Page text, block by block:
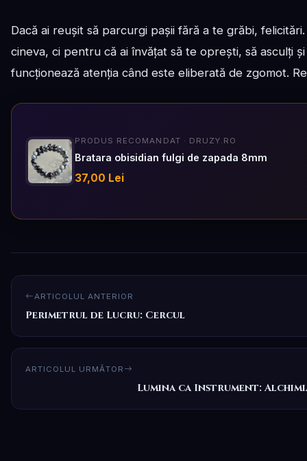
Dacă ai reușit să parcurgi pașii fără a te grăbi,
cineva, ci pentru că ai învățat să te oprești, să asculți
funcționează atenția când este eliberată de zgomot.
PRODUS RECOMANDAT · DRUZY.RO
Bratara obisidian fulgi de zapada 8mm
37,00 Lei
ARTICOLUL ANTERIOR
Perimetrul de Lucru: Cercul
ARTICOLUL URMĂTOR
Lumina ca Instrument: